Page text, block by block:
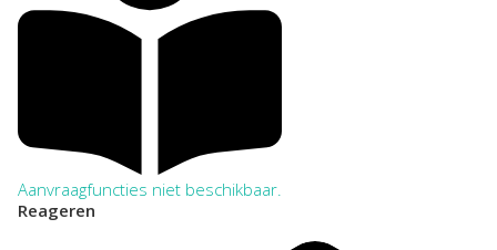
Aanvraagfuncties niet beschikbaar.
Reageren